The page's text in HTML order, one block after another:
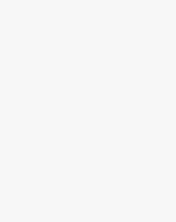
interesów realizowanych przez
sprzeciwu, administrator nie może
nadrzędnych wobec interesów, praw i
zgody osoby na przetwarzanie danych
na zgodność przetwarzania, którego
z prawem przetwarzanie Pani/
Osobowych.
osobowych jest dobrowolne albo jest
w tym również profilowaniu.